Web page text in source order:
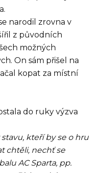
narodil zrovna v
z původních
možných
On sám přišel na
kopat za místní
do ruky výzva
kteří by se o hru
chtěli, nechť se
AC Sparta, pp.